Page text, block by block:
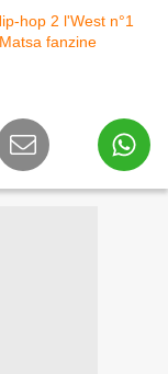
hop 2 l'West n°1
fanzine